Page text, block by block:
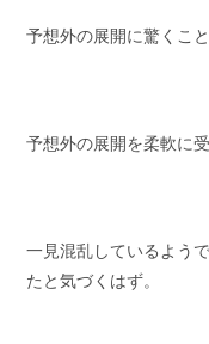
予想外の展開に驚くこ
予想外の展開を柔軟に
一見混乱しているよう
たと気づくはず。